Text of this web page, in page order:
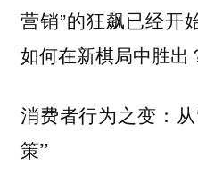
营销”的狂飙已经开
如何在新棋局中胜出
消费者行为之变：
策”